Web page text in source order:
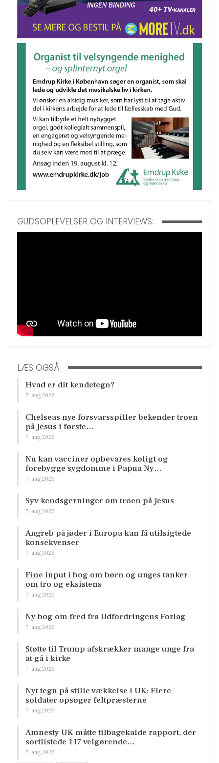
GUDSOPLEVELSER OG INTERVIEWS:
LÆS OGSÅ
Hvad er dit kendetegn?
7. aug 2026
Chelseas nye forsvarsspiller bekender troen
på Jesus i første…
7. aug 2026
Nu kan vacciner opbevares køligt og
forebygge sygdomme i Papua Ny…
7. aug 2026
Syv kendsgerninger om troen på Jesus
7. aug 2026
Angreb på jøder i Europa kan få utilsigtede
konsekvenser
7. aug 2026
Fine input i bog om børn og unges tanker
om tro og eksistens
7. aug 2026
Ny bog om fred fra Udfordringens Forlag
7. aug 2026
Støtte til Trump afskrækker mange unge fra
at gå i kirke
7. aug 2026
Nyt tegn på stille vækkelse i UK: Flere
soldater opsøger feltpræsterne
7. aug 2026
Amnesty UK måtte tilbagekalde rapport, der
sortlistede 117 velgørende…
7. aug 2026